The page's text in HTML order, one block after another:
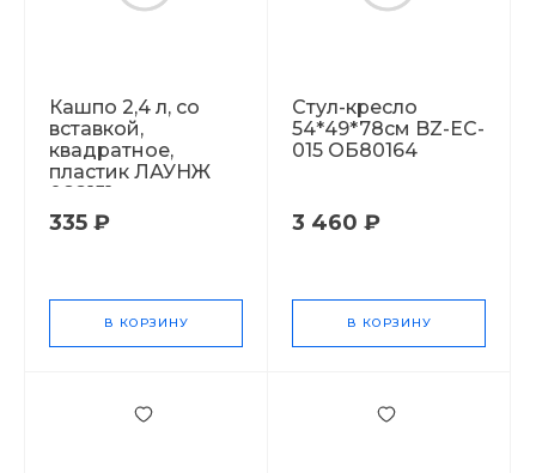
Кашпо 2,4 л, со
вставкой,
квадратное,
пластик ЛАУНЖ
082151
335 ₽
В КОРЗИНУ
Стул-кресло
54*49*78см BZ-EC-
015 ОБ80164
3 460 ₽
В КОРЗИНУ